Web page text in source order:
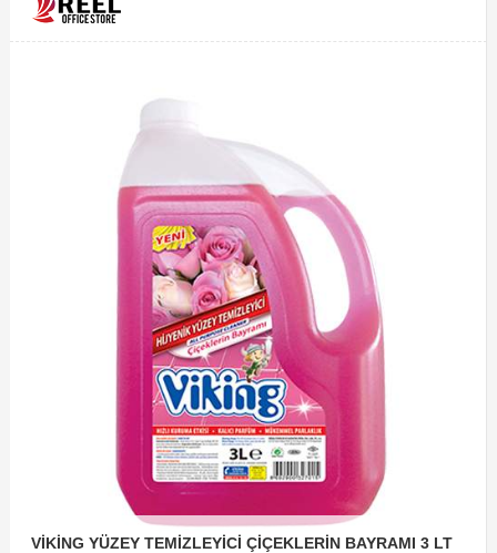
VİKİNG YÜZEY TEMİZLEYİCİ ÇİÇEKLERİN BAYRAMI 3 LT